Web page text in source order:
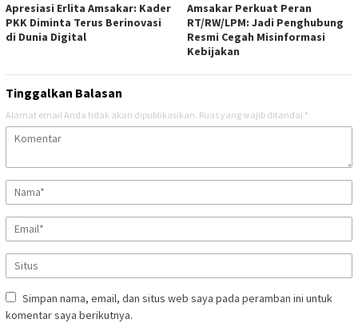
Apresiasi Erlita Amsakar: Kader
PKK Diminta Terus Berinovasi
di Dunia Digital
Amsakar Perkuat Peran
RT/RW/LPM: Jadi Penghubung
Resmi Cegah Misinformasi
Kebijakan
Tinggalkan Balasan
Alamat email Anda tidak akan dipublikasikan. Ruas yang wajib ditandai *
Simpan nama, email, dan situs web saya pada peramban ini untuk
komentar saya berikutnya.